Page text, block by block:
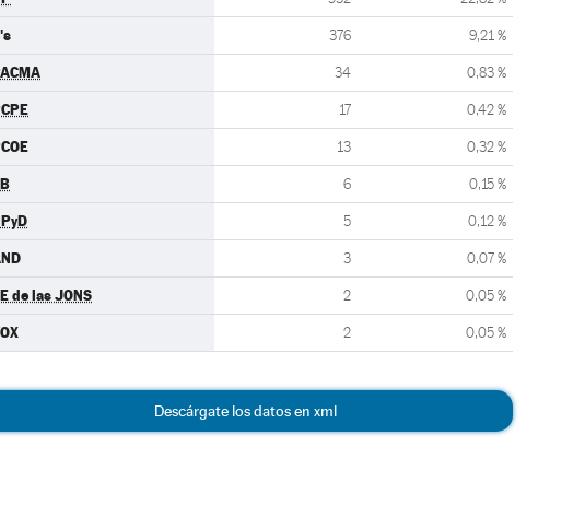
376 9,21 %
34 0,83 %
17 0,42 %
13 0,32 %
6 0,15 %
5 0,12 %
3 0,07 %
de las JONS 2 0,05 %
2 0,05 %
Descárgate los datos en xml